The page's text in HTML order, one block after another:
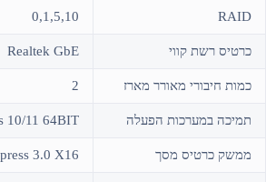
RAID
0,1,5,10
כרטיס רשת קווי Realtek GbE
כמות חיבורי מאורר מארז 2
תמיכה במערכות הפעלה 10/11 64BIT
ממשק כרטיס מסך 3.0 X16